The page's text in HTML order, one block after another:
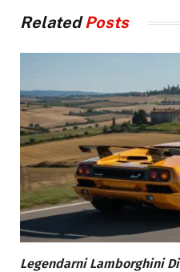
RelatedPosts
Legendarni Lamborghini